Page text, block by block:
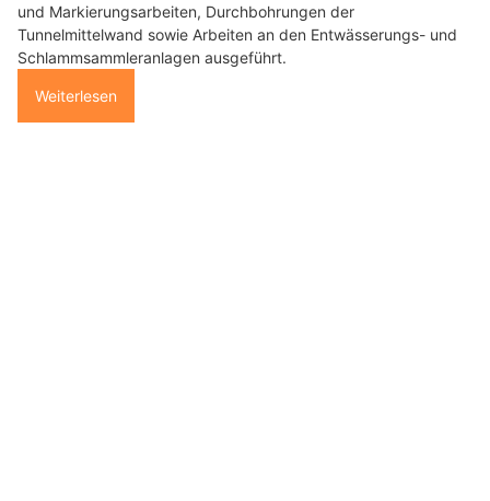
und Markierungsarbeiten, Durchbohrungen der
Tunnelmittelwand sowie Arbeiten an den Entwässerungs- und
Schlammsammleranlagen ausgeführt.
Weiterlesen